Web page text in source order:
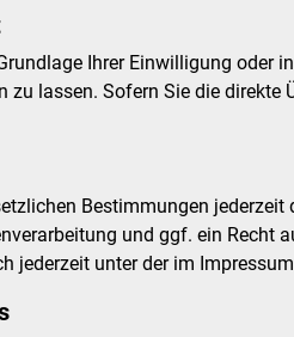
Ihrer Einwilligung
lassen. Sofern Sie die
Bestimmungen
und ggf. ein Recht
jederzeit unter der im